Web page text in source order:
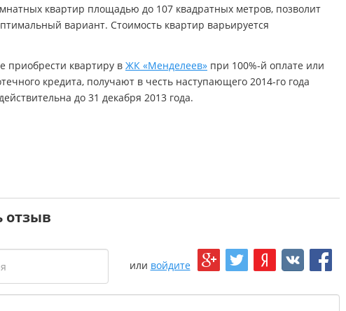
квартир площадью до 107 квадратных метров, позволит
вариант. Стоимость квартир варьируется
приобрести квартиру в ЖК «Менделеев» при 100%-й оплате или
кредита, получают в честь наступающего 2014-го года
до 31 декабря 2013 года.
отзыв
или войдите